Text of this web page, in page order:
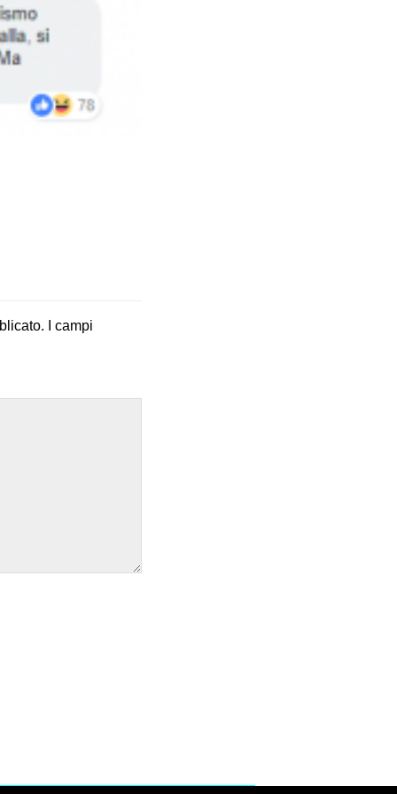
I campi